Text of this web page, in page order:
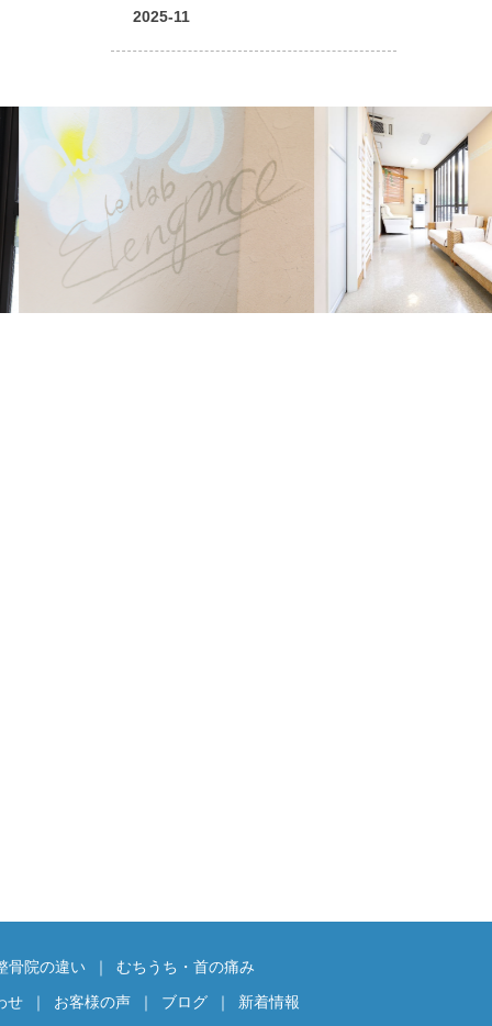
2025-11
骨院の違い
むちうち・首の痛み
せ
お客様の声 ブログ 新着情報